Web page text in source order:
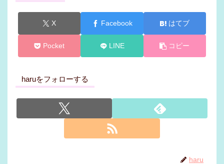
X Facebook はてブ
Pocket LINE コピー
haruをフォローする
haru